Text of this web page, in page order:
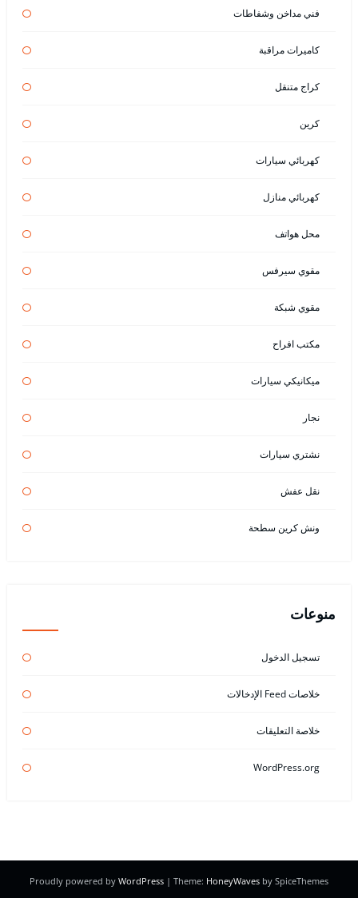
فني مداخن وشفاطات
كاميرات مراقبة
كراج متنقل
كرين
كهربائي سيارات
كهربائي منازل
محل هواتف
مقوي سيرفس
مقوي شبكة
مكتب افراح
ميكانيكي سيارات
نجار
نشتري سيارات
نقل عفش
ونش كرين سطحة
منوعات
تسجيل الدخول
خلاصات Feed الإدخالات
خلاصة التعليقات
WordPress.org
Proudly powered by WordPress | Theme: HoneyWaves by SpiceThemes